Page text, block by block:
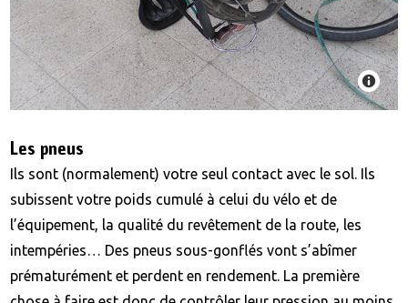
Les pneus
Ils sont (normalement) votre seul contact avec le sol. Ils
subissent votre poids cumulé à celui du vélo et de
l’équipement, la qualité du revêtement de la route, les
intempéries… Des pneus sous-gonflés vont s’abîmer
prématurément et perdent en rendement. La première